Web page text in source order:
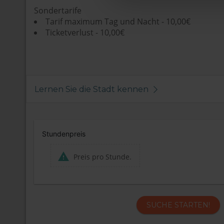
Sondertarife
Tarif maximum Tag und Nacht - 10,00€
Ticketverlust - 10,00€
Lernen Sie die Stadt kennen
Stundenpreis
Preis pro Stunde.
SUCHE STARTEN!